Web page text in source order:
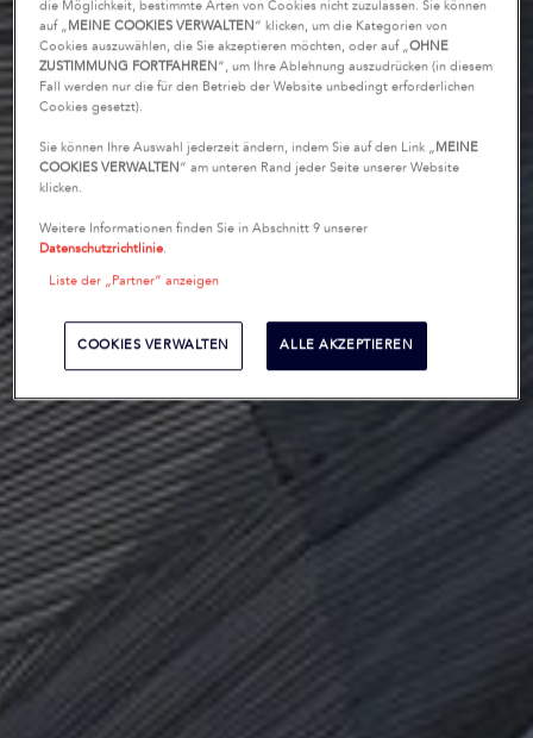
die Möglichkeit, bestimmte Arten von Cookies nicht zuzulassen. Sie können
auf „MEINE COOKIES VERWALTEN“ klicken, um die Kategorien von
Cookies auszuwählen, die Sie akzeptieren möchten, oder auf „OHNE
ZUSTIMMUNG FORTFAHREN“, um Ihre Ablehnung auszudrücken (in diesem
Fall werden nur die für den Betrieb der Website unbedingt erforderlichen
Cookies gesetzt).
Sie können Ihre Auswahl jederzeit ändern, indem Sie auf den Link „MEINE
COOKIES VERWALTEN“ am unteren Rand jeder Seite unserer Website
klicken.
Weitere Informationen finden Sie in Abschnitt 9 unserer
Datenschutzrichtlinie.
Liste der „Partner“ anzeigen
COOKIES VERWALTEN ALLE AKZEPTIEREN